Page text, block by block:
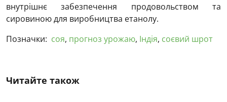
внутрішнє забезпечення продовольством та
сировиною для виробництва етанолу.
Позначки: соя, прогноз урожаю, Індія, соєвий шрот
Читайте також